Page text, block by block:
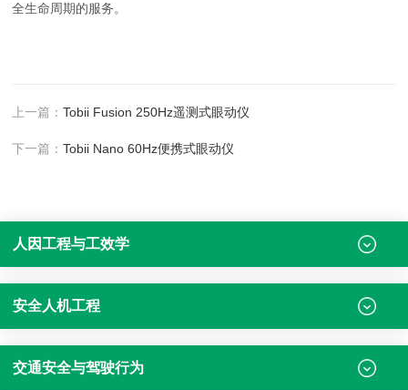
全生命周期的服务。
上一篇：Tobii Fusion 250Hz遥测式眼动仪
下一篇：Tobii Nano 60Hz便携式眼动仪
人因工程与工效学
安全人机工程
交通安全与驾驶行为